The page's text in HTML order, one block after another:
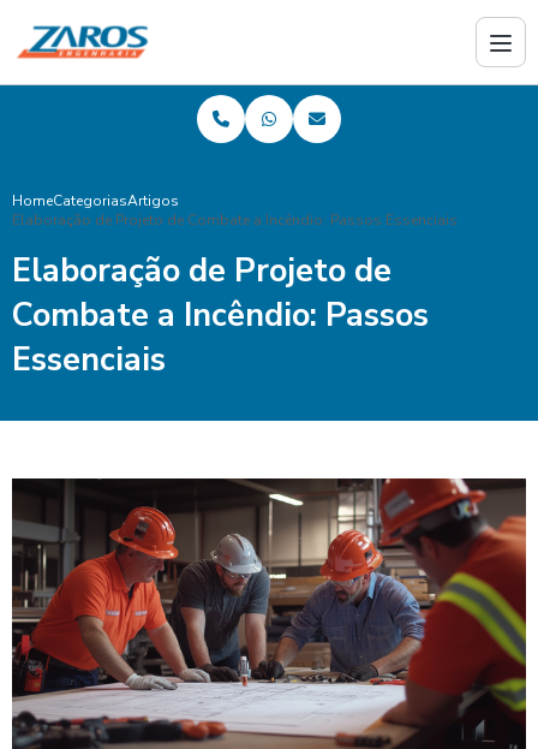
HomeCategoriasArtigos
Elaboração de Projeto de Combate a Incêndio: Passos Essenciais
Elaboração de Projeto de
Combate a Incêndio: Passos
Essenciais